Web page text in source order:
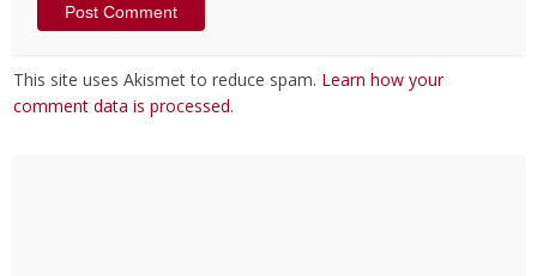
This site uses Akismet to reduce spam. Learn how your
comment data is processed.